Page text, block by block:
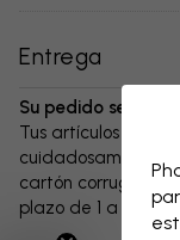
Entrega
Su pedido se
Tus artículos y
cuidadosamente y
cartón corrugado
plazo de 1 a 3